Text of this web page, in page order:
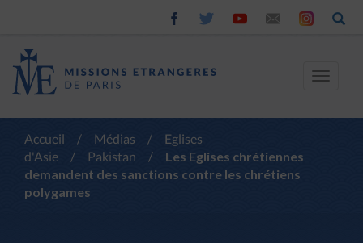
Toggle
Accueil / Médias /
Eglises
d'Asie
/ Pakistan /
Les Eglises chrétiennes
demandent des sanctions contre les chrétiens
polygames